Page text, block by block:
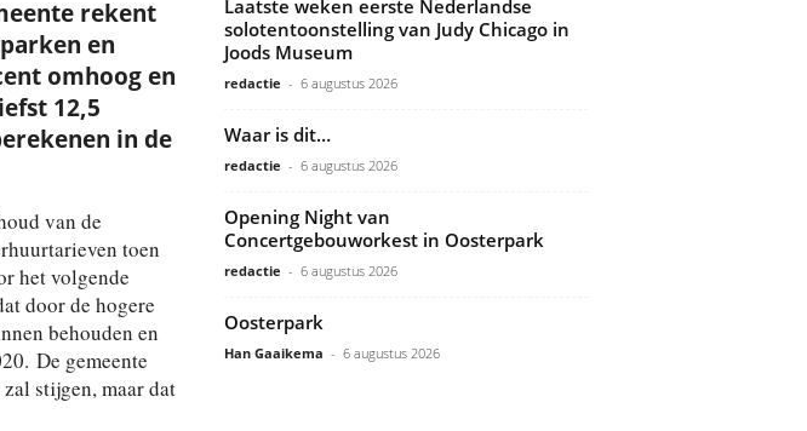
rekent
en
omhoog en
12,5
in de
van de
toen
het volgende
door de hogere
behouden en
De gemeente
stijgen, maar dat
Laatste weken eerste Nederlandse
solotentoonstelling van Judy Chicago in
Joods Museum
redactie - 6 augustus 2026
Waar is dit…
redactie - 6 augustus 2026
Opening Night van
Concertgebouworkest in Oosterpark
redactie - 6 augustus 2026
Oosterpark
Han Gaaikema - 6 augustus 2026